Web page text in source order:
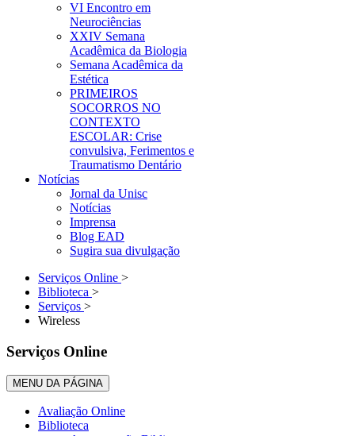
VI Encontro em
Neurociências
XXIV Semana
Acadêmica da Biologia
Semana Acadêmica da
Estética
PRIMEIROS
SOCORROS NO
CONTEXTO
ESCOLAR: Crise
convulsiva, Ferimentos e
Traumatismo Dentário
Notícias
Jornal da Unisc
Notícias
Imprensa
Blog EAD
Sugira sua divulgação
Serviços Online >
Biblioteca >
Serviços >
Wireless
Serviços Online
MENU DA PÁGINA
Avaliação Online
Biblioteca